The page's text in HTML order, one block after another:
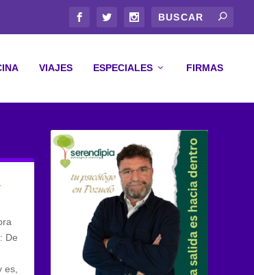
VIAJES ESPECIALES FIRMAS
De
es,